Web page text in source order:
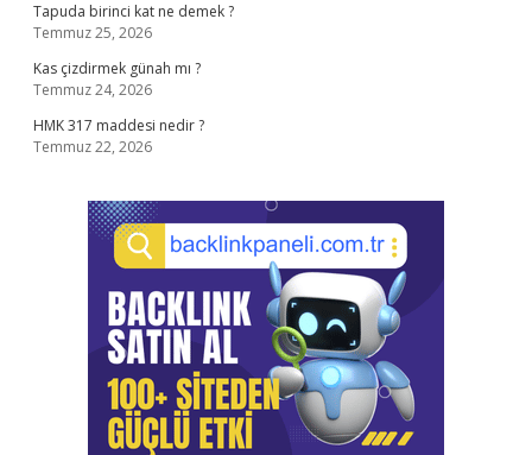
Tapuda birinci kat ne demek ?
Temmuz 25, 2026
Kas çizdirmek günah mı ?
Temmuz 24, 2026
HMK 317 maddesi nedir ?
Temmuz 22, 2026